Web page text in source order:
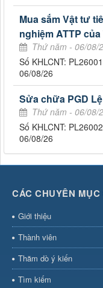
Mua sắm Vật tư
nghiệm ATTP
Thứ năm - 06/08/
Số KHLCNT:
06/08/26
Sửa chữa PGD
Thứ năm - 06/08/
Số KHLCNT:
06/08/26
CÁC CHUYÊN MỤC
Giới thiệu
Thành viên
Thăm dò ý kiến
Tìm kiếm